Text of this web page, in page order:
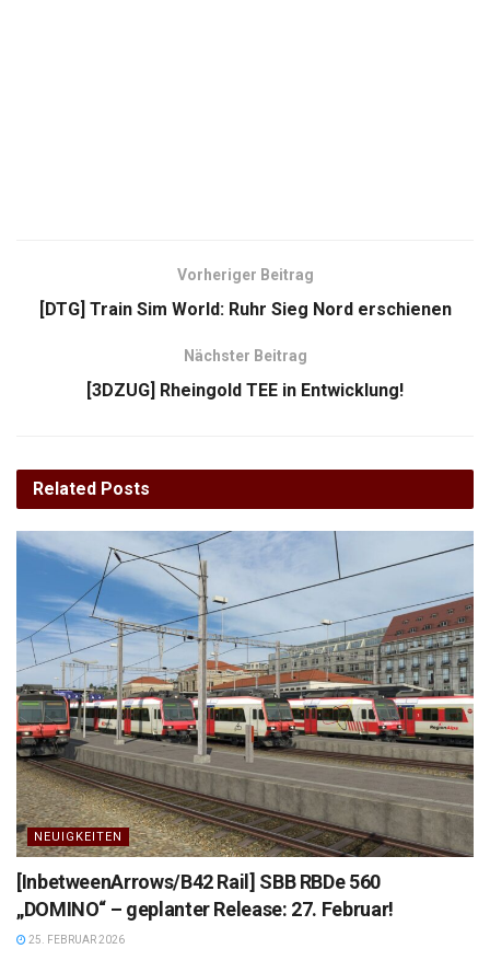
Vorheriger Beitrag
[DTG] Train Sim World: Ruhr Sieg Nord erschienen
Nächster Beitrag
[3DZUG] Rheingold TEE in Entwicklung!
Related Posts
NEUIGKEITEN
[InbetweenArrows/B42 Rail] SBB RBDe 560
„DOMINO“ – geplanter Release: 27. Februar!
25. FEBRUAR 2026